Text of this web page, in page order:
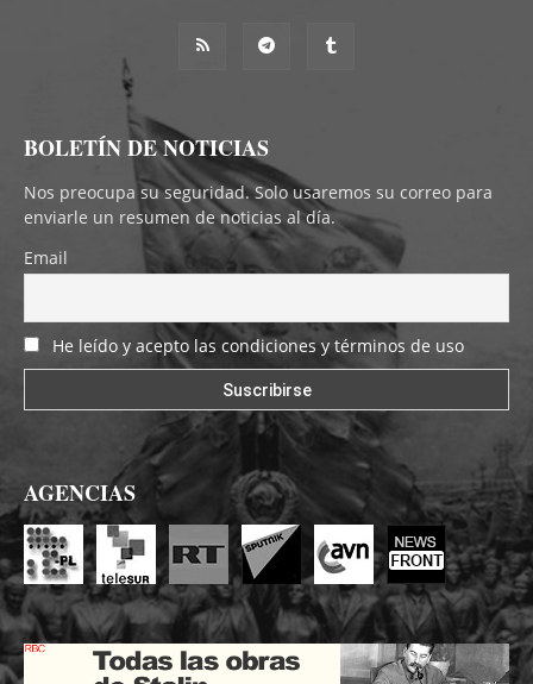
BOLETÍN DE NOTICIAS
Nos preocupa su seguridad. Solo usaremos su correo para
enviarle un resumen de noticias al día.
Email
He leído y acepto las condiciones y términos de uso
AGENCIAS